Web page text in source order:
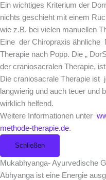
Ein wichtiges Kriterium der
nichts geschieht mit einem
wie z.B. bei vielen manuellen
Eine der Chiropraxis ähnliche
Therapie nach Popp. Die „
der craniosacralen Therapie,
Die craniosacrale Therapie ist
langwierig und auch teuer und
wirklich helfend.
Weitere Informationen unter
methode-therapie.de.
Schließen
Mukabhyanga- Ayurvedische
Abhyanga ist eine Energie